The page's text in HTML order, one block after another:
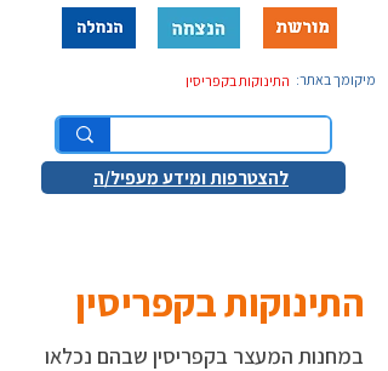
התינוקות בקפריסין מיקומך באתר:
להצטרפות ומידע מעפיל/ה
התינוקות בקפריסין
במחנות המעצר בקפריסין שבהם נכלאו